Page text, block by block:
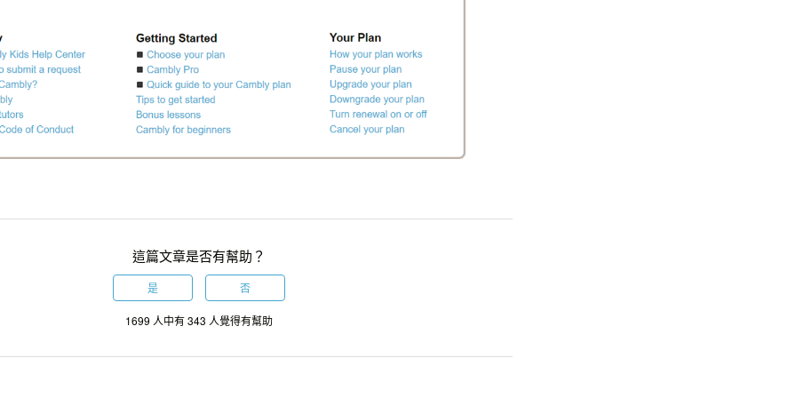
這篇文章是否有幫助？
是 否
1699 人中有 343 人覺得有幫助